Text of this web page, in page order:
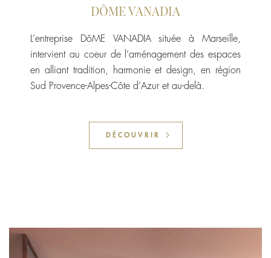
DÔME VANADIA
L’entreprise DôME VANADIA située à Marseille,
intervient au coeur de l’aménagement des espaces
en alliant tradition, harmonie et design, en région
Sud Provence-Alpes-Côte d’Azur et au-delà.
DÉCOUVRIR